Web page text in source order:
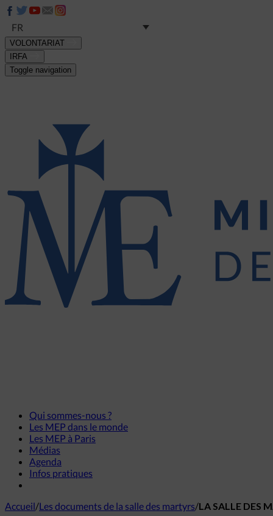
FR
VOLONTARIAT
IRFA
Toggle navigation
Qui sommes-nous ?
Les MEP dans le monde
Les MEP à Paris
Médias
Agenda
Infos pratiques
Accueil/Les documents de la salle des martyrs/LA SALLE DES